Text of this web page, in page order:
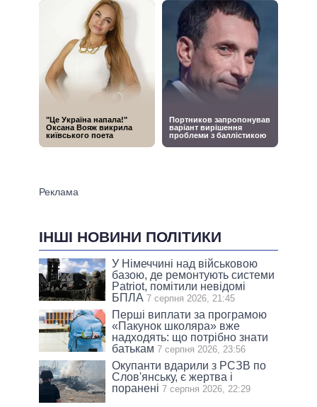
ІНШІ НОВИНИ ПОЛІТИКИ
У Німеччині над військовою
базою, де ремонтують системи
Patriot, помітили невідомі
БПЛА 7 серпня 2026, 21:45
Перші виплати за програмою
«Пакунок школяра» вже
надходять: що потрібно знати
батькам 7 серпня 2026, 23:56
Окупанти вдарили з РСЗВ по
Слов'янську, є жертва і
поранені 7 серпня 2026, 22:29